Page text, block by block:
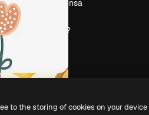
Sala de prensa
magnific.ai?
to the storing of cookies on your